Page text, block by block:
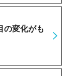
の変化がも